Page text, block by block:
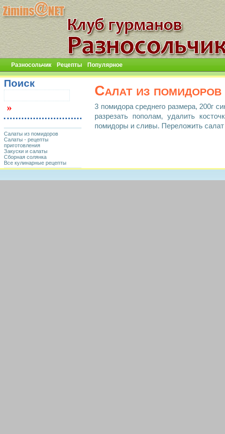
Разносольчик Рецепты Популярное
Салат из помидоров
3 помидора среднего размера, 200г
разрезать пополам, удалить
помидоры и сливы. Переложить салат
Поиск
Салаты из помидоров
Салаты - рецепты
приготовления
Закуски и салаты
Сборная солянка
Все кулинарные рецепты